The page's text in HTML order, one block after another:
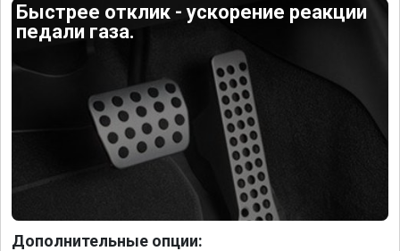
Быстрее отклик - ускорение реакции
педали газа.
Дополнительные опции: